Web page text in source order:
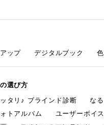
ップ
デジタルブック
選び方
タリ♪ ブラインド診断
な
トアルバム
ユーザーボイス